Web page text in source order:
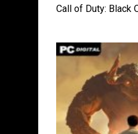
Call of Duty: Black